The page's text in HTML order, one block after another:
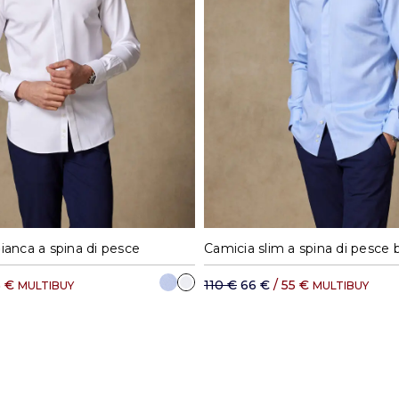
39 40 41 42
a spina di pesce
€ MULTIBUY
37 38 39 40
110 € 66 € / 55 € MULTIBUY